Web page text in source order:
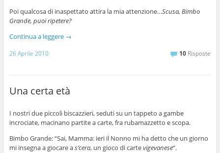
Poi qualcosa di inaspettato attira la mia attenzione…Scusa, Bimbo
Grande, puoi ripetere?
Continua a leggere →
26 Aprile 2010 10 Risposte
Una certa età
I nostri due piccoli biscazzieri, seduti su un tappeto a gambe
incrociate, macinano partite a carte, fra rubamazzetto e scopa.
Bimbo Grande: “Sai, Mamma: ieri il Nonno mi ha detto che un giorno
mi insegna a giocare as’cera, un gioco di cartevigevanese“.